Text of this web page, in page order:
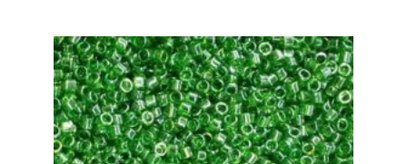
se
pueden
elegir
en
la
página
de
producto